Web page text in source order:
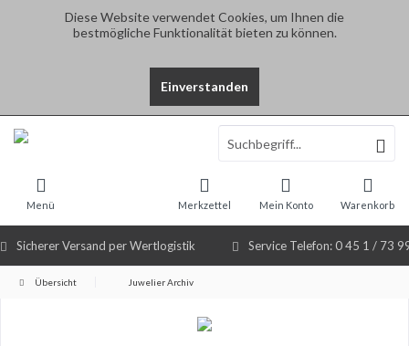
Diese Website verwendet Cookies, um Ihnen die
bestmögliche Funktionalität bieten zu können.
Einverstanden
Sicherer Versand per Wertlogistik Service Telefon: 0 45 1 / 73
Warenkorb
Merkzettel Mein Konto
Menü
Übersicht Juwelier Archiv